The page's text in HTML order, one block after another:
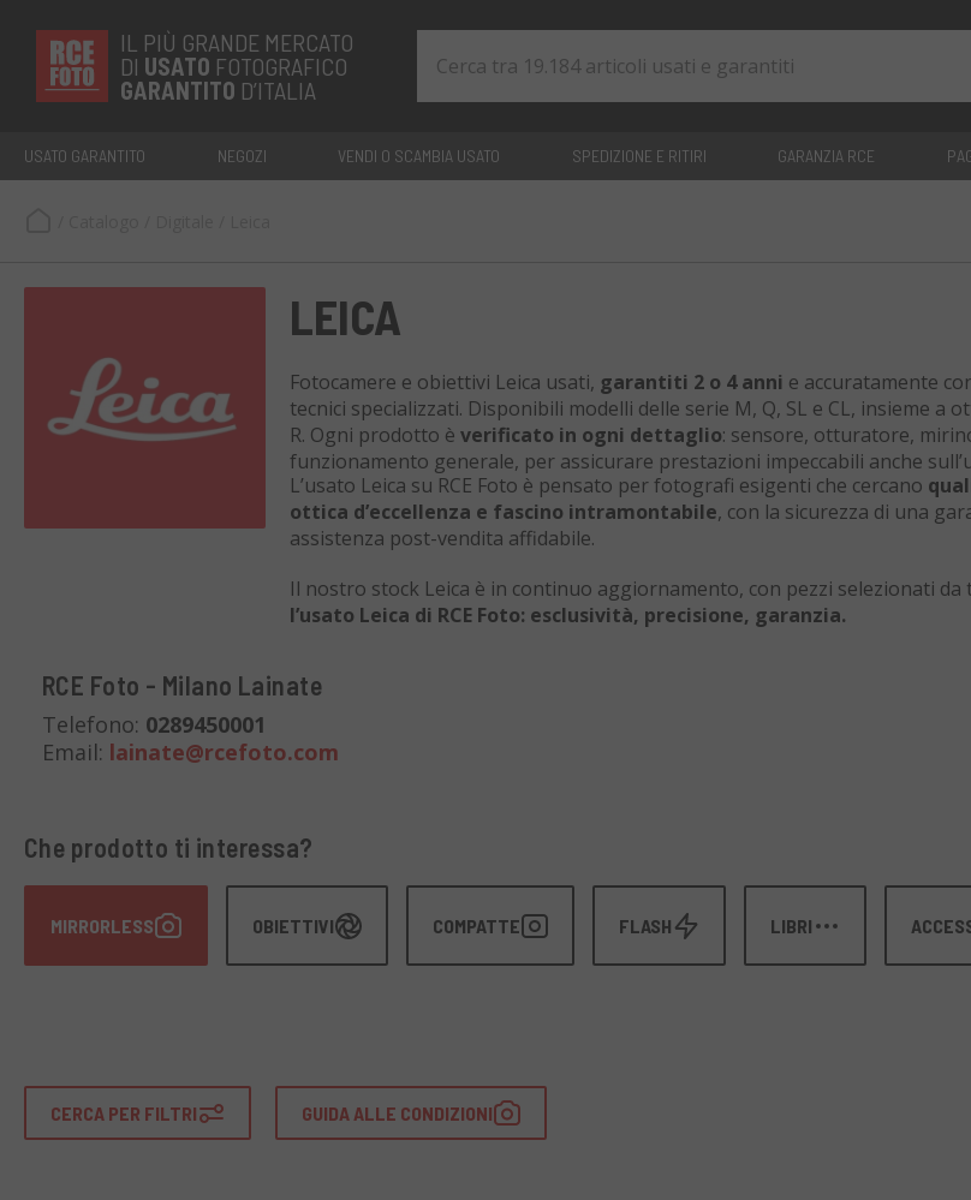
IL PIÙ GRANDE MERCATO
DI USATO FOTOGRAFICO
GARANTITO D’ITALIA
USATO GARANTITO NEGOZI VENDI O SCAMBIA USATO SPEDIZIONE E RITIRI GARANZIA RCE
LEICA
Fotocamere e obiettivi Leica usati, garantiti 2 o 4 anni e accuratamente
tecnici specializzati. Disponibili modelli delle serie M, Q, SL e CL, insieme a
R. Ogni prodotto è verificato in ogni dettaglio: sensore, otturatore,
funzionamento generale, per assicurare prestazioni impeccabili anche
L’usato Leica su RCE Foto è pensato per fotografi esigenti che cercano
ottica d’eccellenza e fascino intramontabile, con la sicurezza di una
assistenza post-vendita affidabile.
Il nostro stock Leica è in continuo aggiornamento, con pezzi selezionati da
l’usato Leica di RCE Foto: esclusività, precisione, garanzia.
RCE Foto - Milano Lainate
Telefono: 0289450001
Email: lainate@rcefoto.com
Che prodotto ti interessa?
MIRRORLESS OBIETTIVI COMPATTE FLASH LIBRI
CERCA PER FILTRI GUIDA ALLE CONDIZIONI